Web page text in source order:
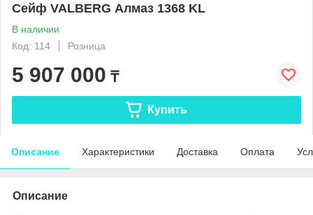
Сейф VALBERG Алмаз 1368 KL
В наличии
Код: 114
Розница
5 907 000 ₸
Купить
Описание Характеристики Доставка Оплата
Описание